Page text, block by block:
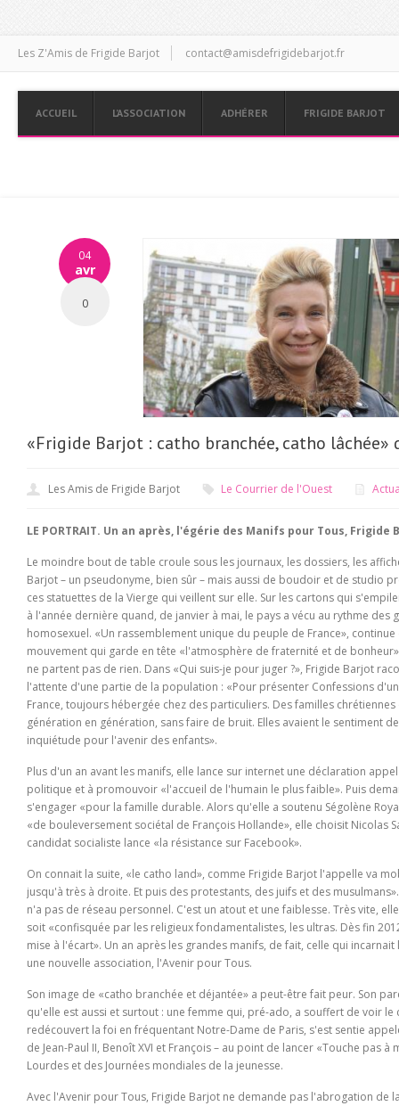
Les Z'Amis de Frigide Barjot contact@amisdefrigidebarjot.fr
ACCUEIL L’ASSOCIATION ADHÉRER FRIGIDE BARJOT
04
avr
0
«Frigide Barjot : catho branchée, catho lâchée»
Les Amis de Frigide Barjot Le Courrier de l'Ouest
LE PORTRAIT. Un an après, l'égérie des Manifs pour Tous,
Le moindre bout de table croule sous les journaux, les dossiers, les
Barjot – un pseudonyme, bien sûr – mais aussi de boudoir et de studio
ces statuettes de la Vierge qui veillent sur elle. Sur les cartons qui
à l'année dernière quand, de janvier à mai, le pays a vécu au rythme
homosexuel. «Un rassemblement unique du peuple de France»,
mouvement qui garde en tête «l'atmosphère de fraternité et de
ne partent pas de rien. Dans «Qui suis-je pour juger ?», Frigide Barjot
l'attente d'une partie de la population : «Pour présenter Confessions
France, toujours hébergée chez des particuliers. Des familles
génération en génération, sans faire de bruit. Elles avaient le sentiment
inquiétude pour l'avenir des enfants».
Plus d'un an avant les manifs, elle lance sur internet une déclaration
politique et à promouvoir «l'accueil de l'humain le plus faible». Puis
s'engager «pour la famille durable. Alors qu'elle a soutenu Ségolène
«de bouleversement sociétal de François Hollande», elle choisit Nicolas
candidat socialiste lance «la résistance sur Facebook».
On connait la suite, «le catho land», comme Frigide Barjot l'appelle va
jusqu'à très à droite. Et puis des protestants, des juifs et des
n'a pas de réseau personnel. C'est un atout et une faiblesse. Très vite,
soit «confisquée par les religieux fondamentalistes, les ultras. Dès fin
mise à l'écart». Un an après les grandes manifs, de fait, celle qui
une nouvelle association, l'Avenir pour Tous.
Son image de «catho branchée et déjantée» a peut-être fait peur. Son
qu'elle est aussi et surtout : une femme qui, pré-ado, a souffert de voir
redécouvert la foi en fréquentant Notre-Dame de Paris, s'est sentie
de Jean-Paul II, Benoît XVI et François – au point de lancer «Touche pas
Lourdes et des Journées mondiales de la jeunesse.
Avec l'Avenir pour Tous, Frigide Barjot ne demande pas l'abrogation de